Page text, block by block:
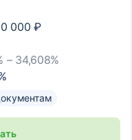
000 ₽
– 34,608%